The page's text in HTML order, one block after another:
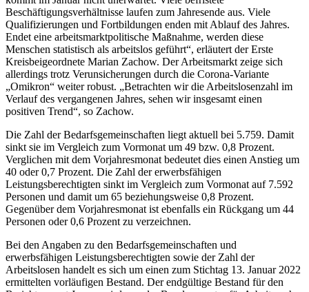
Beschäftigungsverhältnisse laufen zum Jahresende aus. Viele
Qualifizierungen und Fortbildungen enden mit Ablauf des Jahres.
Endet eine arbeitsmarktpolitische Maßnahme, werden diese
Menschen statistisch als arbeitslos geführt“, erläutert der Erste
Kreisbeigeordnete Marian Zachow. Der Arbeitsmarkt zeige sich
allerdings trotz Verunsicherungen durch die Corona-Variante
„Omikron“ weiter robust. „Betrachten wir die Arbeitslosenzahl im
Verlauf des vergangenen Jahres, sehen wir insgesamt einen
positiven Trend“, so Zachow.
Die Zahl der Bedarfsgemeinschaften liegt aktuell bei 5.759. Damit
sinkt sie im Vergleich zum Vormonat um 49 bzw. 0,8 Prozent.
Verglichen mit dem Vorjahresmonat bedeutet dies einen Anstieg um
40 oder 0,7 Prozent. Die Zahl der erwerbsfähigen
Leistungsberechtigten sinkt im Vergleich zum Vormonat auf 7.592
Personen und damit um 65 beziehungsweise 0,8 Prozent.
Gegenüber dem Vorjahresmonat ist ebenfalls ein Rückgang um 44
Personen oder 0,6 Prozent zu verzeichnen.
Bei den Angaben zu den Bedarfsgemeinschaften und
erwerbsfähigen Leistungsberechtigten sowie der Zahl der
Arbeitslosen handelt es sich um einen zum Stichtag 13. Januar 2022
ermittelten vorläufigen Bestand. Der endgültige Bestand für den